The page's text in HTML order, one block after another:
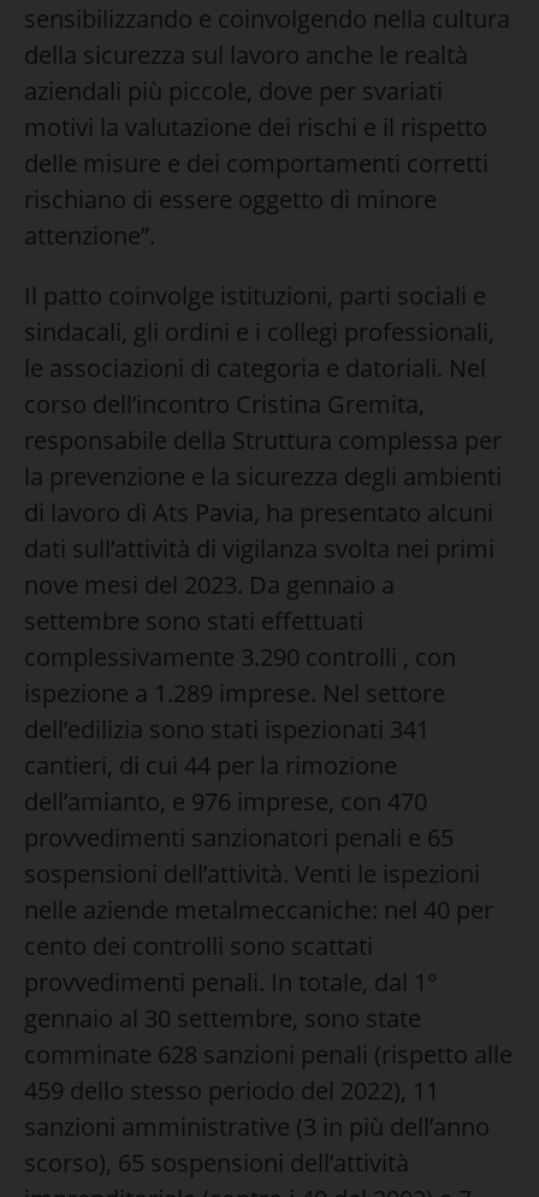
sensibilizzando e coinvolgendo nella cultura
della sicurezza sul lavoro anche le realtà
aziendali più piccole, dove per svariati
motivi la valutazione dei rischi e il rispetto
delle misure e dei comportamenti corretti
rischiano di essere oggetto di minore
attenzione”.
Il patto coinvolge istituzioni, parti sociali e
sindacali, gli ordini e i collegi professionali,
le associazioni di categoria e datoriali. Nel
corso dell’incontro Cristina Gremita,
responsabile della Struttura complessa per
la prevenzione e la sicurezza degli ambienti
di lavoro di Ats Pavia, ha presentato alcuni
dati sull’attività di vigilanza svolta nei primi
nove mesi del 2023. Da gennaio a
settembre sono stati effettuati
complessivamente 3.290 controlli , con
ispezione a 1.289 imprese. Nel settore
dell’edilizia sono stati ispezionati 341
cantieri, di cui 44 per la rimozione
dell’amianto, e 976 imprese, con 470
provvedimenti sanzionatori penali e 65
sospensioni dell’attività. Venti le ispezioni
nelle aziende metalmeccaniche: nel 40 per
cento dei controlli sono scattati
provvedimenti penali. In totale, dal 1°
gennaio al 30 settembre, sono state
comminate 628 sanzioni penali (rispetto alle
459 dello stesso periodo del 2022), 11
sanzioni amministrative (3 in più dell’anno
scorso), 65 sospensioni dell’attività